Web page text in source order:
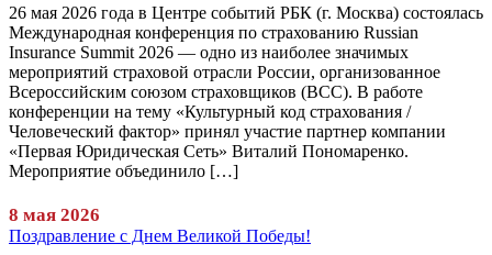
26 мая 2026 года в Центре событий РБК (г. Москва) состоялась
Международная конференция по страхованию Russian
Insurance Summit 2026 — одно из наиболее значимых
мероприятий страховой отрасли России, организованное
Всероссийским союзом страховщиков (ВСС). В работе
конференции на тему «Культурный код страхования /
Человеческий фактор» принял участие партнер компании
«Первая Юридическая Сеть» Виталий Пономаренко.
Мероприятие объединило […]
8 мая 2026
Поздравление с Днем Великой Победы!